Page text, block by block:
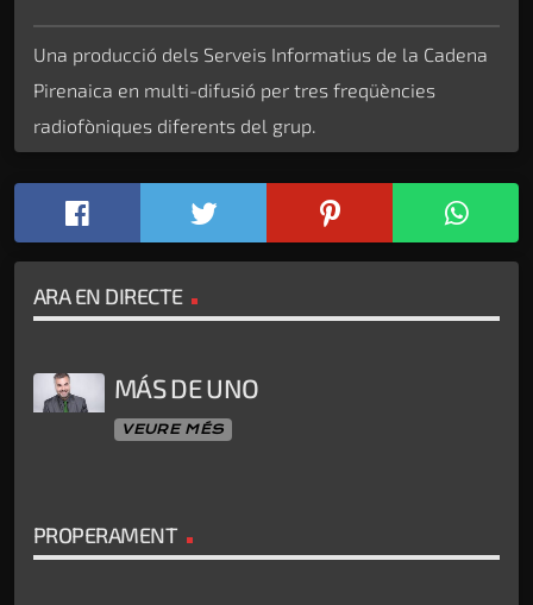
Una producció dels Serveis Informatius de la Cadena
Pirenaica en multi-difusió per tres freqüències
radiofòniques diferents del grup.
ARA EN DIRECTE
MÁS DE UNO
VEURE MÉS
PROPERAMENT